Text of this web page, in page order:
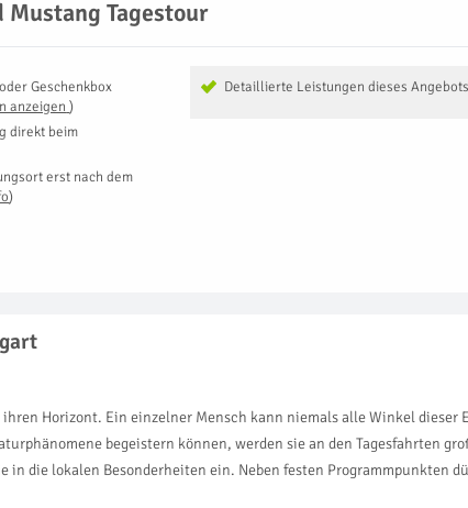
Mustang Tagestour
Detaillierte Leistungen dieses
Geschenkbox
anzeigen )
direkt beim
erst nach dem
)
Horizont. Ein einzelner Mensch kann niemals alle Winkel dieser
begeistern können, werden sie an den Tagesfahrten
die lokalen Besonderheiten ein. Neben festen Programmpunkten